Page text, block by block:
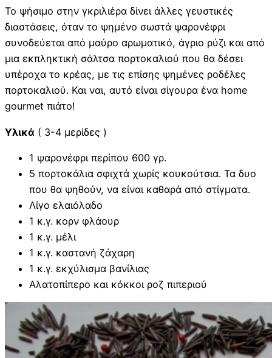
Το ψήσιμο στην γκριλιέρα δίνει άλλες γευστικές
διαστάσεις, όταν το ψημένο σωστά ψαρονέφρι
συνοδεύεται από μαύρο αρωματικό, άγριο ρύζι και από
μια εκπληκτική σάλτσα πορτοκαλιού που θα δέσει
υπέροχα το κρέας, με τις επίσης ψημένες ροδέλες
πορτοκαλιού. Και ναι, αυτό είναι σίγουρα ένα home
gourmet πιάτο!
Υλικά ( 3-4 μερίδες )
1 ψαρονέφρι περίπου 600 γρ.
5 πορτοκάλια σφιχτά χωρίς κουκούτσια. Τα δυο
που θα ψηθούν, να είναι καθαρά από στίγματα.
Λίγο ελαιόλαδο
1 κ.γ. κορν φλάουρ
1 κ.γ. μέλι
1 κ.γ. καστανή ζάχαρη
1 κ.γ. εκχύλισμα βανίλιας
Αλατοπίπερο και κόκκοι ροζ πιπεριού